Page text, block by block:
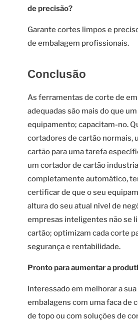
de precisão?
Garante cortes limpos e
de embalagem profissionais.
Conclusão
As ferramentas de corte de
adequadas são mais do que
equipamento; capacitam-no.
cortadores de cartão normais,
cartão para uma tarefa
um cortador de cartão
completamente automático,
certificar de que o seu
altura do seu atual nível de
empresas inteligentes não se
cartão; optimizam cada corte
segurança e rentabilidade.
Pronto para aumentar a
Interessado em melhorar a
embalagens com uma faca de
de topo ou com soluções de